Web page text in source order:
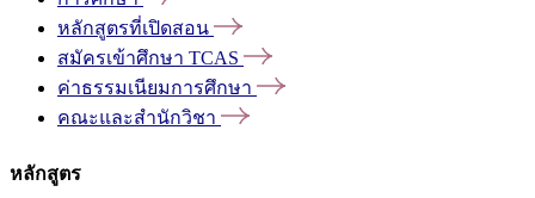
หลักสูตรที่เปิดสอน
สมัครเข้าศึกษา TCAS
ค่าธรรมเนียมการศึกษา
คณะและสำนักวิชา
หลักสูตร